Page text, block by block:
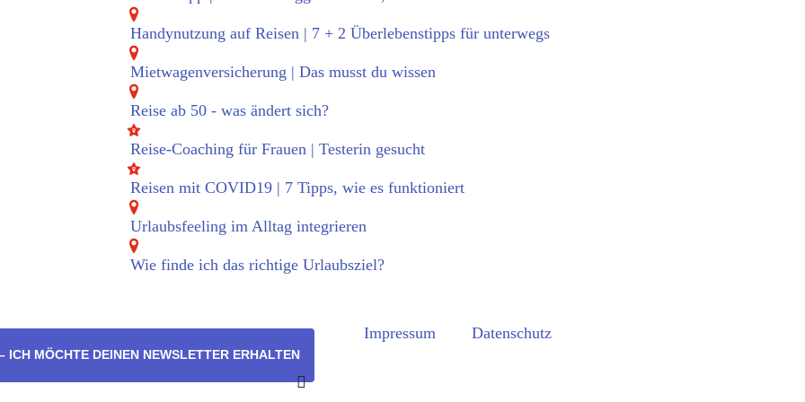
Handynutzung auf Reisen | 7 + 2 Überlebenstipps für unterwegs
Mietwagenversicherung | Das musst du wissen
Reise ab 50 - was ändert sich?
Reise-Coaching für Frauen | Testerin gesucht
Reisen mit COVID19 | 7 Tipps, wie es funktioniert
Urlaubsfeeling im Alltag integrieren
Wie finde ich das richtige Urlaubsziel?
ICH MÖCHTE DEINEN NEWSLETTER ERHALTEN
Impressum Datenschutz